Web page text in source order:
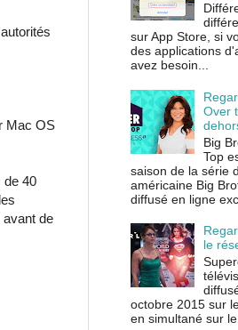
Mac OS
de 40
avant de
sur App Store, si
des applications
avez besoin...
Over
Big
Top
saison de la série
américaine Big
diffusé en ligne
le
octobre 2015 sur
en simultané sur le